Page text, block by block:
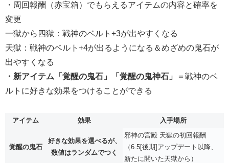
・周回報酬（赤宝箱）でもらえるアイテムの内容と確率を
変更
一獄から四獄：戦神のベルト+3が出やすくなる
天獄：戦神のベルト+4が出るようになる＆めざめの鬼石が
出やすくなる
・新アイテム「覚醒の鬼石」「覚醒の鬼神石」
＝戦神のベ
ルトに好きな効果をつけることができる
アイテム 効果 入手場所
覚醒の鬼石
好きな効果を選べるが、
数値はランダムでつく
邪神の宮殿 天獄の初回報酬
（6.5[後期]アップデート以降、
新たに開いた天獄から）